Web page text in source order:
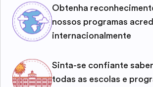
Obtenha
nossos programas
internacionalmente
Sinta-se confiante
todas as escolas e